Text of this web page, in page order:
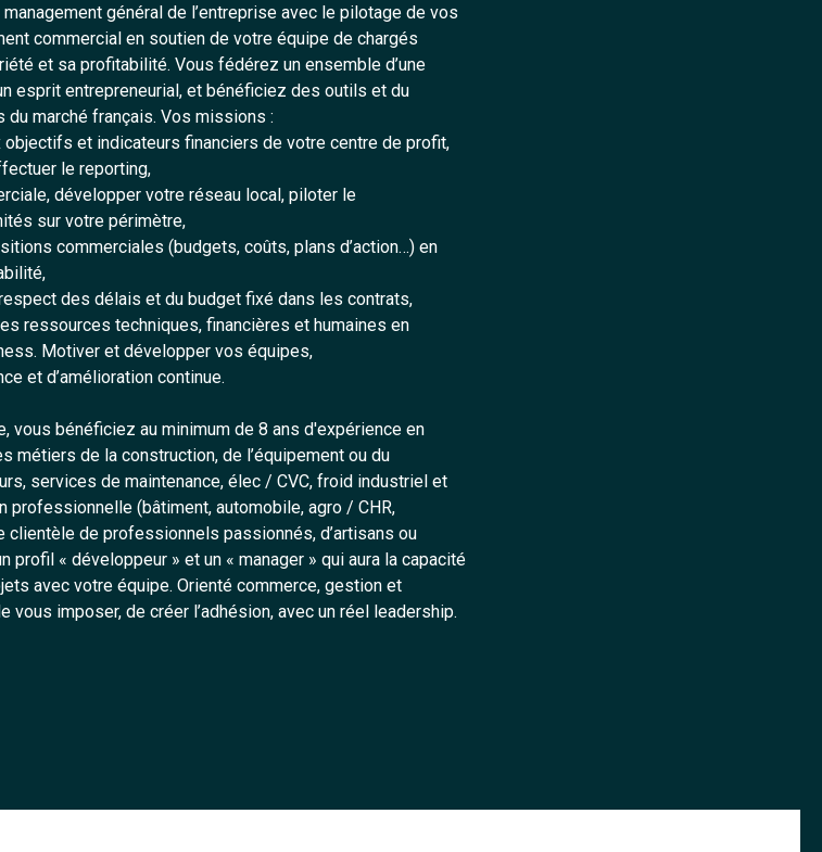
général de l’entreprise avec le pilotage de vos
commercial en soutien de votre équipe de chargés
et sa profitabilité. Vous fédérez un ensemble d’une
esprit entrepreneurial, et bénéficiez des outils et du
du marché français. Vos missions :
et indicateurs financiers de votre centre de profit,
le reporting,
développer votre réseau local, piloter le
sur votre périmètre,
commerciales (budgets, coûts, plans d’action…) en
des délais et du budget fixé dans les contrats,
ressources techniques, financières et humaines en
Motiver et développer vos équipes,
et d’amélioration continue.
vous bénéficiez au minimum de 8 ans d'expérience en
métiers de la construction, de l’équipement ou du
services de maintenance, élec / CVC, froid industriel et
professionnelle (bâtiment, automobile, agro / CHR,
clientèle de professionnels passionnés, d’artisans ou
profil « développeur » et un « manager » qui aura la capacité
avec votre équipe. Orienté commerce, gestion et
vous imposer, de créer l’adhésion, avec un réel leadership.